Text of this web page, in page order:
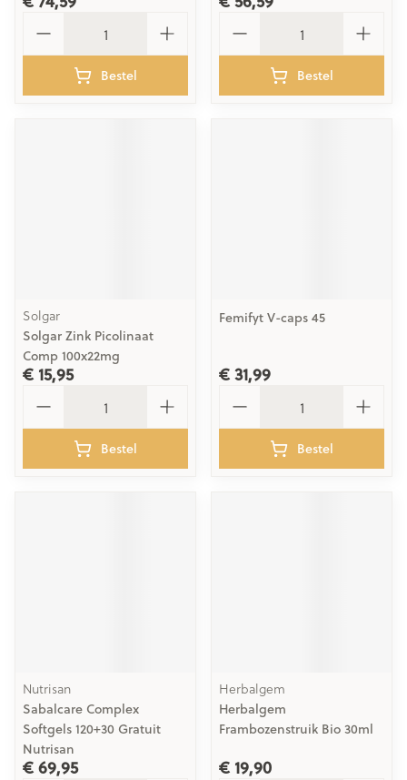
Bestel Bestel
Solgar
Solgar Zink Picolinaat
Comp 100x22mg
€ 15,95
Bestel
Femifyt V-caps 45
€ 31,99
Bestel
Nutrisan
Sabalcare Complex
Softgels 120+30 Gratuit
Nutrisan
€ 69,95
Herbalgem
Herbalgem
Frambozenstruik Bio 30ml
€ 19,90